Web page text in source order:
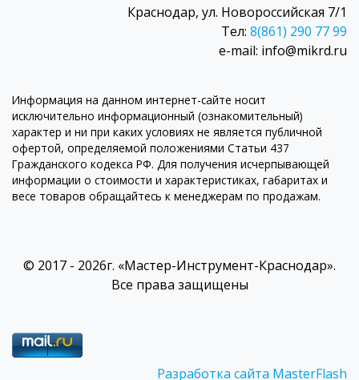
Краснодар, ул. Новороссийская 7/1
Тел: 8(861) 290 77 99
e-mail: info@mikrd.ru
Информация на данном интернет-сайте носит
исключительно информационный (ознакомительный)
характер и ни при каких условиях не является публичной
офертой, определяемой положениями Статьи 437
Гражданского кодекса РФ. Для получения исчерпывающей
информации о стоимости и характеристиках, габаритах и
весе товаров обращайтесь к менеджерам по продажам.
© 2017 - 2026г. «Мастер-Инструмент-Краснодар».
Все права защищены
Разработка сайта MasterFlash